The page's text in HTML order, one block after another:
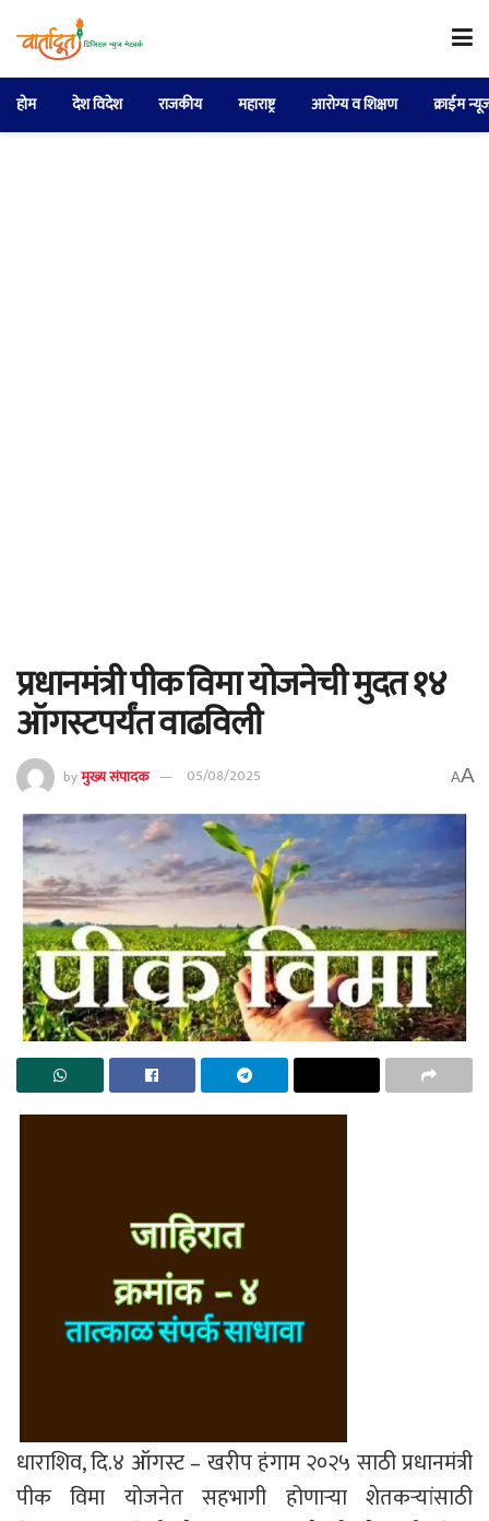
होम देश विदेश राजकीय महाराष्ट्र आरोग्य व शिक्षण क्राईम
प्रधानमंत्री पीक विमा योजनेची मुदत १४
ऑगस्टपर्यंत वाढविली
byमुख्य संपादक 05/08/2025 AA
धाराशिव, दि.४ ऑगस्ट – खरीप हंगाम २०२५ साठी प्रधानमंत्री
पीक विमा योजनेत सहभागी होणाऱ्या शेतकऱ्यांसाठी